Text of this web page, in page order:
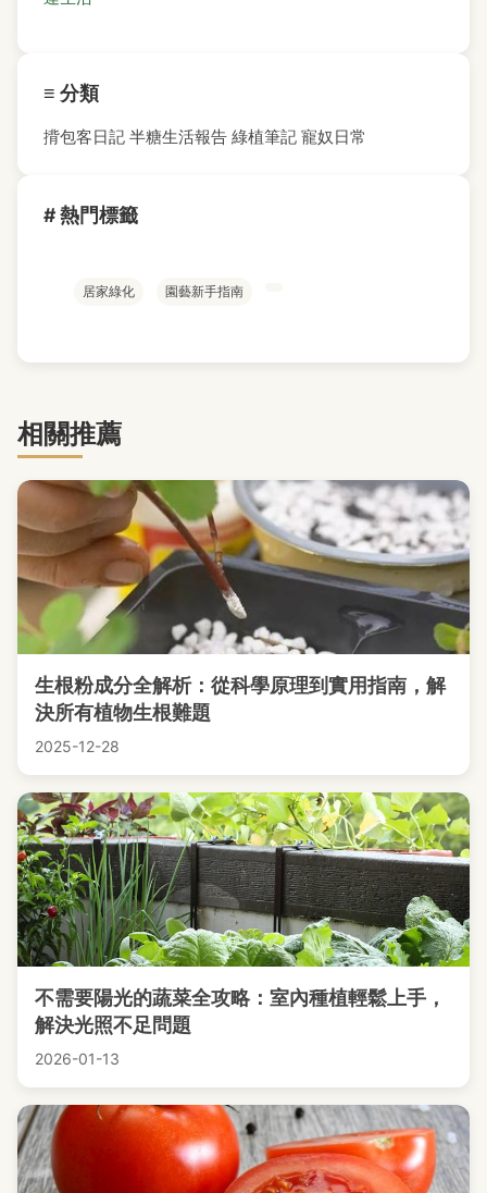
≡ 分類
揹包客日記 半糖生活報告 綠植筆記 寵奴日常
# 熱門標籤
居家綠化 園藝新手指南
相關推薦
生根粉成分全解析：從科學原理到實用指南，解
決所有植物生根難題
2025-12-28
不需要陽光的蔬菜全攻略：室內種植輕鬆上手，
解決光照不足問題
2026-01-13